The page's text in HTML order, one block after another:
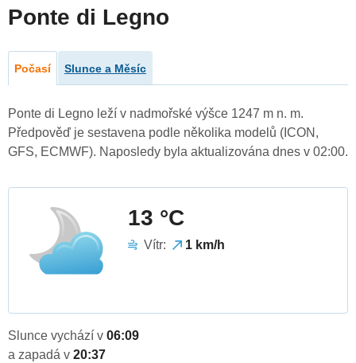
Ponte di Legno
Počasí Slunce a Měsíc
Ponte di Legno leží v nadmořské výšce 1247 m n. m.
Předpověď je sestavena podle několika modelů (ICON,
GFS, ECMWF). Naposledy byla aktualizována dnes v 02:00.
13 °C
Vítr: 1 km/h
Slunce vychází v 06:09
a zapadá v 20:37